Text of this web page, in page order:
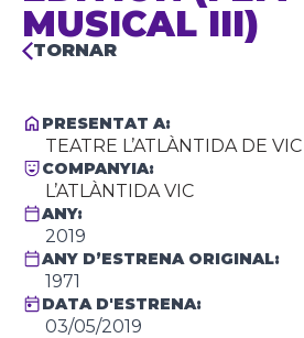
MUSICAL III)
TORNAR
PRESENTAT A:
TEATRE L’ATLÀNTIDA DE VIC
COMPANYIA:
L’ATLÀNTIDA VIC
ANY:
2019
ANY D’ESTRENA ORIGINAL:
1971
DATA D'ESTRENA:
03/05/2019